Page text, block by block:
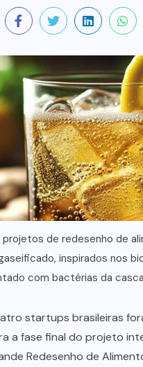
projetos de redesenho de
inspirados nos
com bactérias da
startups brasileiras
a fase final do projeto
Redesenho de